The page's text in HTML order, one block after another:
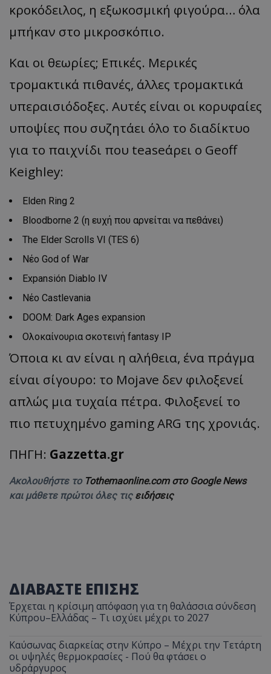
κροκόδειλος, η εξωκοσμική φιγούρα… όλα
μπήκαν στο μικροσκόπιο.
Και οι θεωρίες; Επικές. Μερικές
τρομακτικά πιθανές, άλλες τρομακτικά
υπεραισιόδοξες. Αυτές είναι οι κορυφαίες
υποψίες που συζητάει όλο το διαδίκτυο
για το παιχνίδι που teaseάρει ο Geoff
Keighley:
Elden Ring 2
Bloodborne 2 (η ευχή που αρνείται να πεθάνει)
The Elder Scrolls VI (TES 6)
Νέο God of War
Expansión Diablo IV
Νέο Castlevania
DOOM: Dark Ages expansion
Ολοκαίνουρια σκοτεινή fantasy IP
Όποια κι αν είναι η αλήθεια, ένα πράγμα
είναι σίγουρο: το Mojave δεν φιλοξενεί
απλώς μια τυχαία πέτρα. Φιλοξενεί το
πιο πετυχημένο gaming ARG της χρονιάς.
ΠΗΓΗ: Gazzetta.gr
Ακολουθήστε το Tothemaonline.com στο Google News
και μάθετε πρώτοι όλες τις ειδήσεις
ΔΙΑΒΑΣΤΕ ΕΠΙΣΗΣ
Έρχεται η κρίσιμη απόφαση για τη θαλάσσια σύνδεση
Κύπρου–Ελλάδας – Τι ισχύει μέχρι το 2027
Καύσωνας διαρκείας στην Κύπρο – Μέχρι την Τετάρτη
οι υψηλές θερμοκρασίες - Πού θα φτάσει ο
υδράργυρος